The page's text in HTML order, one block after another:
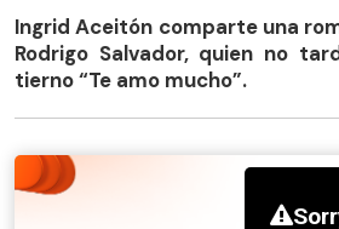
Ingrid Aceitón comparte una
Rodrigo Salvador, quien no
tierno “Te amo mucho”.